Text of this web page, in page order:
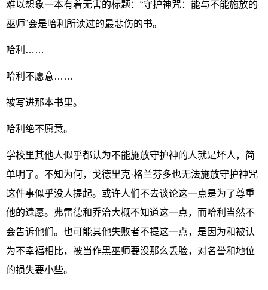
难以想象一本有着无害的标题：“守护神咒：能与不能施放的
巫师”会是哈利所读过的最悲伤的书。
哈利……
哈利不愿意……
被写进那本书里。
哈利绝不愿意。
学校里其他人似乎都认为不能施放守护神的人就是坏人，简
单明了。不知为何，戈德里克·格兰芬多也无法施放守护神咒
这件事似乎没人提起。或许人们不去谈论这一点是为了尊重
他的遗愿。弗雷德和乔治大概不知道这一点，而哈利当然不
会告诉他们。也可能其他失败者不提这一点，是因为和被认
为不幸福相比，被当作黑巫师要没那么丢脸，对名誉和地位
的损失要小些。